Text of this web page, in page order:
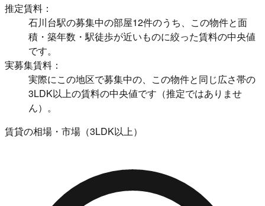
推定賃料：
石川台駅の募集中の部屋12件のうち、この物件と面
積・築年数・駅徒歩が近いものに絞った賃料の中央値
です。
実募集賃料：
実際にこの地区で募集中の、この物件と同じ広さ帯の
3LDK以上の賃料の中央値です（推定ではありませ
ん）。
賃貸の相場・市場（3LDK以上）